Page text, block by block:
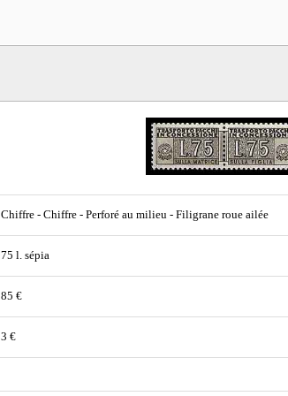
Chiffre - Chiffre - Perforé au milieu - Filigrane roue ailée
75 l. sépia
85 €
3 €